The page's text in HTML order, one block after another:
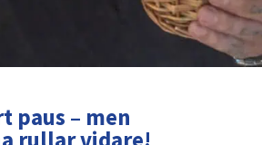
paus – men